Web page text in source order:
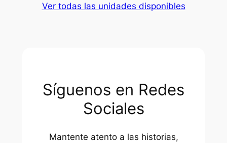
Ver todas las unidades disponibles
Síguenos en Redes
Sociales
Mantente atento a las historias,